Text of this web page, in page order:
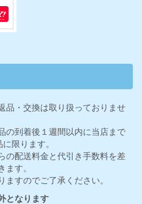
品・交換は取り扱っておりませ
の到着後１週間以内に当店まで
限ります。
の配送料金と代引き手数料を差
ます。
すのでご了承ください。
となります